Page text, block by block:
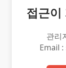
접근이
관리
Email